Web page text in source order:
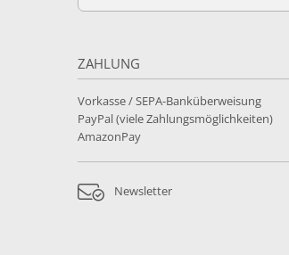
ZAHLUNG
Vorkasse / SEPA-Banküberweisung
PayPal (viele Zahlungsmöglichkeiten)
AmazonPay
Newsletter